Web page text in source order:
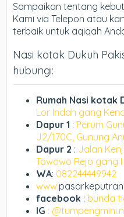
Sampaikan tentang
Kami via Telepon atau
terbaik untuk aqiqah
Nasi kotak Dukuh
hubungi:
Rumah Nasi kotak
Lor Indah gang
Dapur 1 : Perum
J2/170C, Gunung
Dapur 2 : Jalan
Towowo Rejo gang
WA: 082244449942
www.
facebook : bunda
IG :